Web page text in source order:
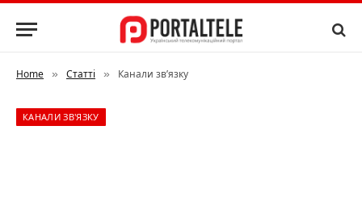
Home » Статті » Канали зв’язку
КАНАЛИ ЗВ'ЯЗКУ